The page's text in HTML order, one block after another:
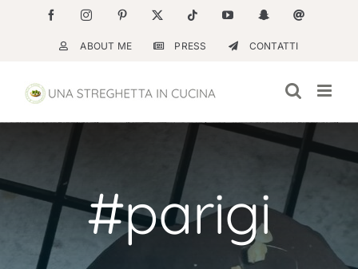
contenuto
FacebookInstagramPinterest Tiktok YouTubeSnapchatEmail
ABOUT ME PRESS CONTATTI
#parigi